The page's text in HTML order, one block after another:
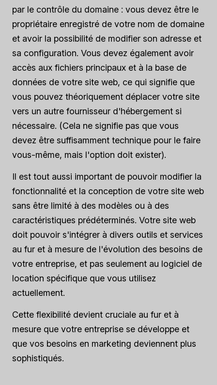
par le contrôle du domaine : vous devez être le
propriétaire enregistré de votre nom de domaine
et avoir la possibilité de modifier son adresse et
sa configuration. Vous devez également avoir
accès aux fichiers principaux et à la base de
données de votre site web, ce qui signifie que
vous pouvez théoriquement déplacer votre site
vers un autre fournisseur d'hébergement si
nécessaire. (Cela ne signifie pas que vous
devez être suffisamment technique pour le faire
vous-même, mais l'option doit exister).
Il est tout aussi important de pouvoir modifier la
fonctionnalité et la conception de votre site web
sans être limité à des modèles ou à des
caractéristiques prédéterminés. Votre site web
doit pouvoir s'intégrer à divers outils et services
au fur et à mesure de l'évolution des besoins de
votre entreprise, et pas seulement au logiciel de
location spécifique que vous utilisez
actuellement.
Cette flexibilité devient cruciale au fur et à
mesure que votre entreprise se développe et
que vos besoins en marketing deviennent plus
sophistiqués.